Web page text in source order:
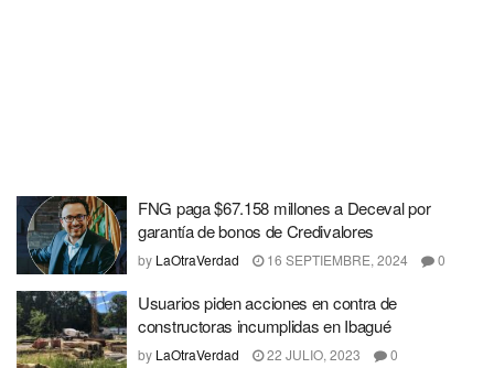
FNG paga $67.158 millones a Deceval por
garantía de bonos de Credivalores
by LaOtraVerdad 16 SEPTIEMBRE, 2024 0
Usuarios piden acciones en contra de
constructoras incumplidas en Ibagué
by LaOtraVerdad 22 JULIO, 2023 0